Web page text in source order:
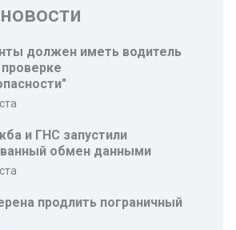
должен иметь водитель
и ГНС запустили
обмен данными
продлить пограничный